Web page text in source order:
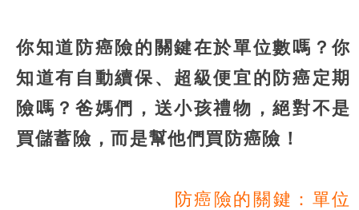
你知道防癌險的關鍵在於單位數嗎？你
知道有自動續保、超級便宜的防癌定期
險嗎？爸媽們，送小孩禮物，絕對不是
買儲蓄險，而是幫他們買防癌險！
防癌險的關鍵：單位